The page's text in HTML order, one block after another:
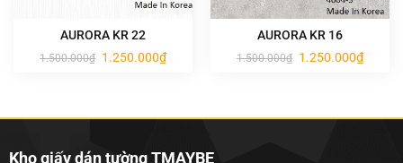
AURORA KR 22
1.500.000₫ Giá
1.250.000₫Giá
hiện
AURORA KR 16
1.500.000₫ Giá
1.250.000₫Giá
hiện
Kho giấy dán tường TMAYBE